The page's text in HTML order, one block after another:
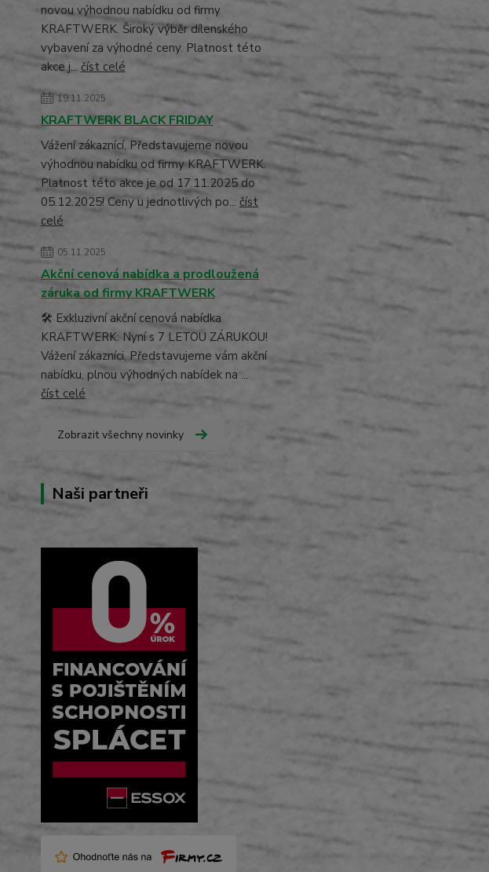
novou výhodnou nabídku od firmy
KRAFTWERK. Široký výběr dílenského
vybavení za výhodné ceny. Platnost této
akce j... číst celé
19.11.2025
KRAFTWERK BLACK FRIDAY
Vážení zákaznící, Představujeme novou
výhodnou nabídku od firmy KRAFTWERK.
Platnost této akce je od 17.11.2025 do
05.12.2025! Ceny u jednotlivých po... číst
celé
05.11.2025
Akční cenová nabídka a prodloužená
záruka od firmy KRAFTWERK
🛠️ Exkluzivní akční cenová nabídka
KRAFTWERK: Nyní s 7 LETOU ZÁRUKOU!
Vážení zákazníci, Představujeme vám akční
nabídku, plnou výhodných nabídek na ...
číst celé
Zobrazit všechny novinky
Naši partneři